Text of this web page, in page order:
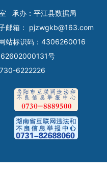
承办：平江县数据局
邮箱： pjzwgkb@163.com
站标识码：4306260016
号
6222226